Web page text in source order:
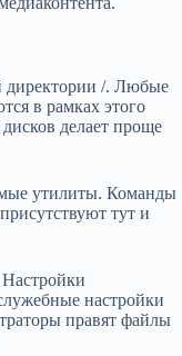
директории /. Любые
в рамках этого
делает проще
утилиты. Команды
тут и
настройки
правят файлы